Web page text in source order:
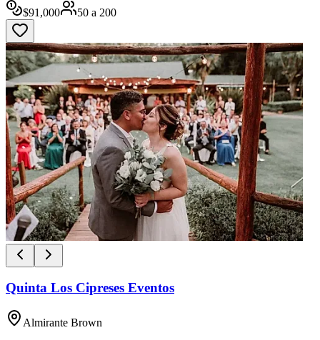
$91,000 50 a 200
Quinta Los Cipreses Eventos
Almirante Brown